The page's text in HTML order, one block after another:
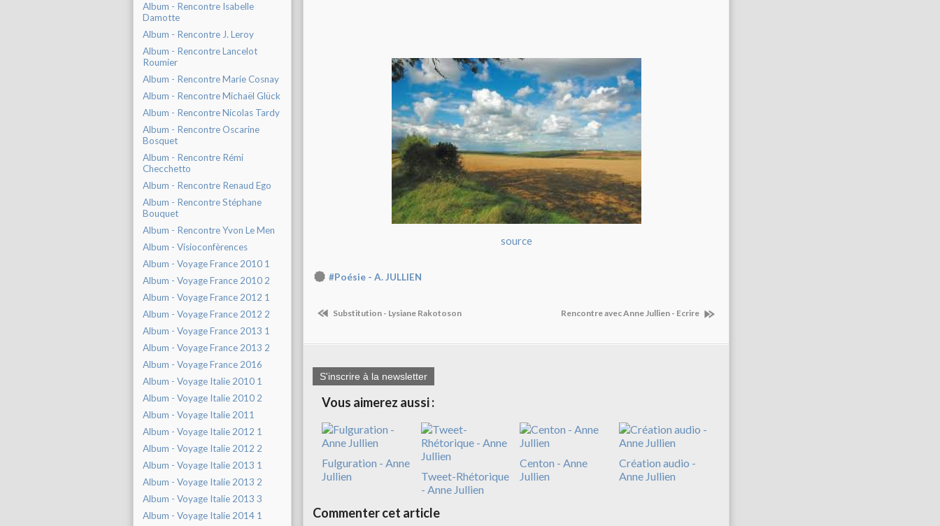
Album - Rencontre Isabelle
Damotte
Album - Rencontre J. Leroy
Album - Rencontre Lancelot
Roumier
Album - Rencontre Marie Cosnay
Album - Rencontre Michaël Glück
Album - Rencontre Nicolas Tardy
Album - Rencontre Oscarine
Bosquet
Album - Rencontre Rémi
Checchetto
Album - Rencontre Renaud Ego
Album - Rencontre Stéphane
Bouquet
Album - Rencontre Yvon Le Men
Album - Visioconfèrences
Album - Voyage France 2010 1
Album - Voyage France 2010 2
Album - Voyage France 2012 1
Album - Voyage France 2012 2
Album - Voyage France 2013 1
Album - Voyage France 2013 2
Album - Voyage France 2016
Album - Voyage Italie 2010 1
Album - Voyage Italie 2010 2
Album - Voyage Italie 2011
Album - Voyage Italie 2012 1
Album - Voyage Italie 2012 2
Album - Voyage Italie 2013 1
Album - Voyage Italie 2013 2
Album - Voyage Italie 2013 3
Album - Voyage Italie 2014 1
source
#Poésie - A. JULLIEN
Substitution - Lysiane Rakotoson Rencontre avec Anne Jullien - Ecrire
S'inscrire à la newsletter
Vous aimerez aussi :
Fulguration - Anne
Jullien
Tweet-Rhétorique
- Anne Jullien
Centon - Anne
Jullien
Création audio -
Anne Jullien
Commenter cet article